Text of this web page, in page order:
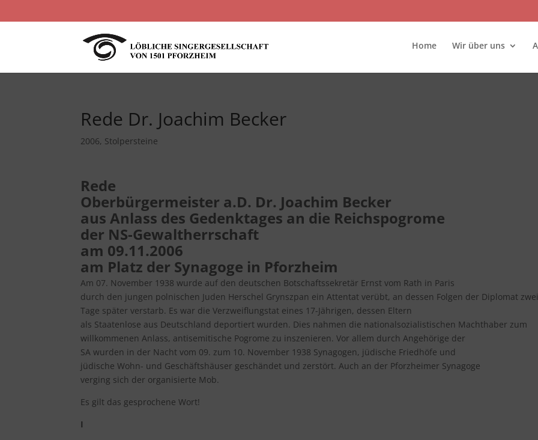
Home Wir über uns
Rede Dr. Joachim Becker
2006, Stolpersteine
Rede
Oberbürgermeister a.D. Dr. Joachim Becker
aus Anlass des Gedenktages an die Reichspogrome
der NS-Gewaltherrschaft
am 09.11.2006
am Platz der Synagoge in Pforzheim
Am 07. November 1938 wurde auf den deutschen Botschaftssekretär Ernst vom Rath in Paris
durch den jungen polnischen Juden Herschel Grynszpan ein Attentat verübt, an dessen Folgen der Diplomat zwei
Tage später verstarb. Es war die Verzweiflungstat eines 17-Jährigen, dessen Eltern
als Staatenlose aus Deutschland deportiert wurden. Dies nahmen die nationalsozialistischen Machthaber zum
willkommenen Anlass, antisemitische Pogrome zu inszenieren. Vor allem durch Angehörige der
SA wurden in der Nacht vom 09. zum 10. November 1938 Synagogen, jüdische Friedhöfe und
jüdische Wohn- und Geschäftshäuser geschändet und zerstört. Auch an der Pforzheimer Synagoge
verging sich der organisierte Mob.
Es gilt das gesprochene Wort!
I